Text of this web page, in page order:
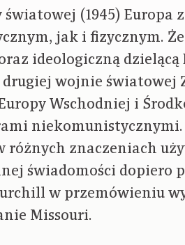
(1945) Europa
jak i fizycznym.
ideologiczną dzielącą
drugiej wojnie światowej
Wschodniej i
różnych znaczeniach
świadomości dopiero
w przemówieniu
Missouri.